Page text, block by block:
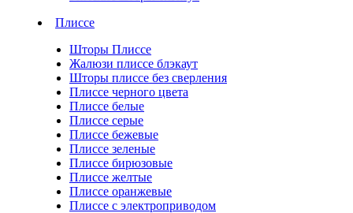
Плиссе
Шторы Плиссе
Жалюзи плиссе блэкаут
Шторы плиссе без сверления
Плиссе черного цвета
Плиссе белые
Плиссе серые
Плиссе бежевые
Плиссе зеленые
Плиссе бирюзовые
Плиссе желтые
Плиссе оранжевые
Плиссе с электроприводом